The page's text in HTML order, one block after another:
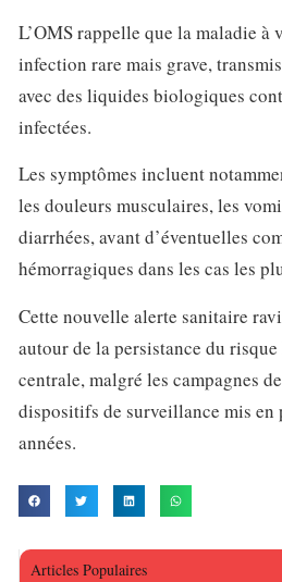
L’OMS rappelle que la maladie à
infection rare mais grave,
avec des liquides biologiques
infectées.
Les symptômes incluent
les douleurs musculaires, les
diarrhées, avant d’éventuelles
hémorragiques dans les cas les
Cette nouvelle alerte sanitaire
autour de la persistance du
centrale, malgré les campagnes
dispositifs de surveillance mis en
années.
Articles Populaires